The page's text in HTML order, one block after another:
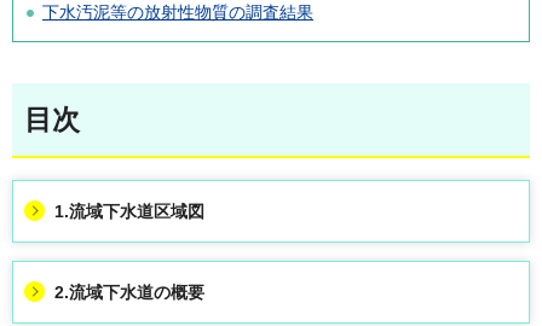
下水汚泥等の放射性物質の調査結果
目次
1.流域下水道区域図
2.流域下水道の概要